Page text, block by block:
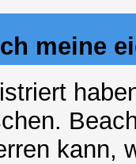
meine
kann,